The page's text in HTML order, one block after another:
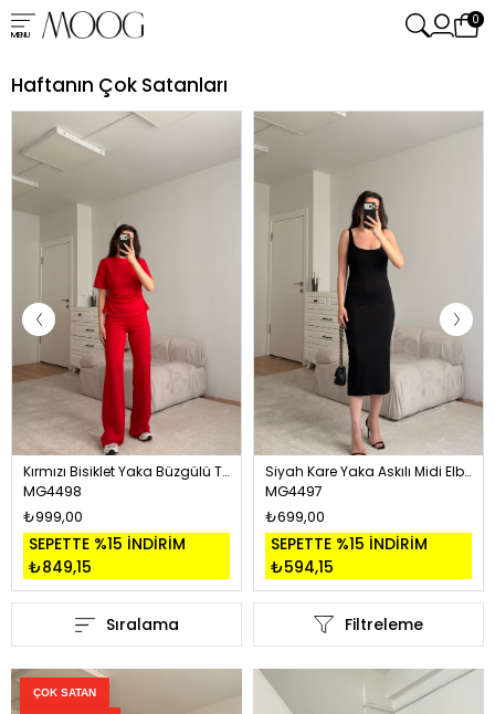
MENU
0
Haftanın Çok Satanları
Kırmızı Bisiklet Yaka Büzgülü Takım
MG4498
₺999,00
SEPETTE %15 İNDİRİM
₺849,15
Siyah Kare Yaka Askılı Midi Elbise
MG4497
₺699,00
SEPETTE %15 İNDİRİM
₺594,15
Filtreleme
Sıralama
ÇOK SATAN